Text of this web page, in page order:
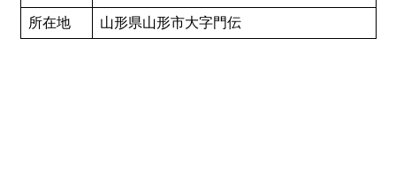
所在地 山形県山形市大字門伝